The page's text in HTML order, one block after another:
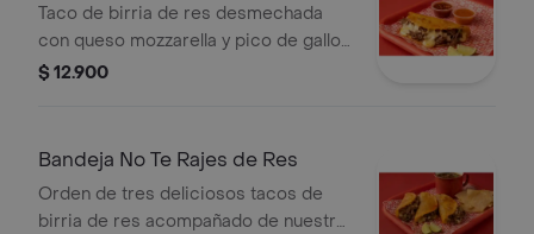
Taco de birria de res desmechada
con queso mozzarella y pico de gallo.
humedecido en caldo de birria a la
$ 12.900
Bandeja No Te Rajes de Res
Orden de tres deliciosos tacos de
birria de res acompañado de nuestro